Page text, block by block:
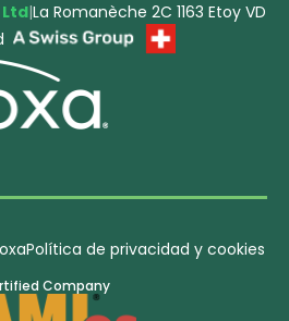
|La Romanèche 2C 1163 Etoy VD
Política de privacidad y cookies
Company